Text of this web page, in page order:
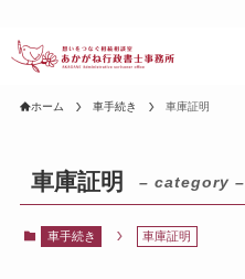
ホーム 車手続き 車庫証明
車庫証明 – category –
車手続き 車庫証明